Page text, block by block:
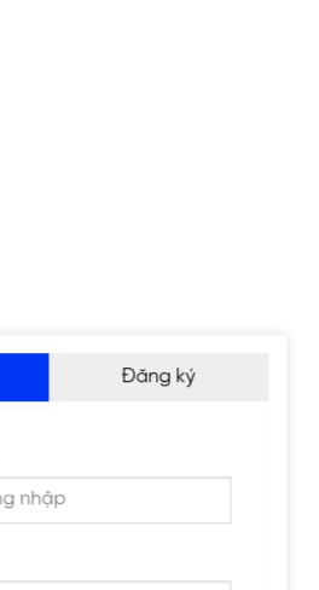
Đăng ký